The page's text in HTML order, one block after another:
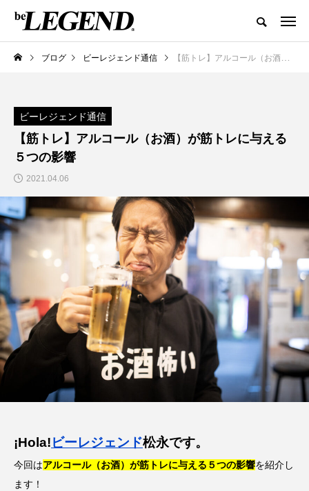
ブログ ビーレジェンド通信 【筋トレ】アルコール（お酒）が筋トレに与える５つの影響
ビーレジェンド通信
【筋トレ】アルコール（お酒）が筋トレに与える
５つの影響
2021.04.06
¡Hola!ビーレジェンド松永です。
今回はアルコール（お酒）が筋トレに与える５つの影響を紹介し
ます！